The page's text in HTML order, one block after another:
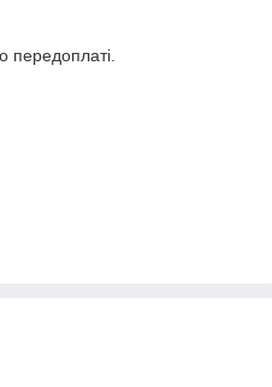
передоплаті.